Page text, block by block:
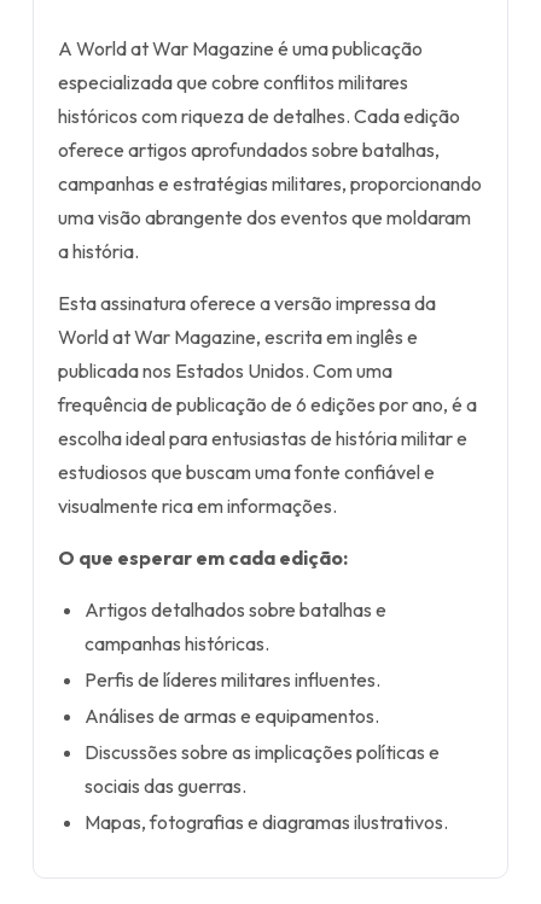
A World at War Magazine é uma publicação
especializada que cobre conflitos militares
históricos com riqueza de detalhes. Cada edição
oferece artigos aprofundados sobre batalhas,
campanhas e estratégias militares, proporcionando
uma visão abrangente dos eventos que moldaram
a história.
Esta assinatura oferece a versão impressa da
World at War Magazine, escrita em inglês e
publicada nos Estados Unidos. Com uma
frequência de publicação de 6 edições por ano, é a
escolha ideal para entusiastas de história militar e
estudiosos que buscam uma fonte confiável e
visualmente rica em informações.
O que esperar em cada edição:
Artigos detalhados sobre batalhas e
campanhas históricas.
Perfis de líderes militares influentes.
Análises de armas e equipamentos.
Discussões sobre as implicações políticas e
sociais das guerras.
Mapas, fotografias e diagramas ilustrativos.